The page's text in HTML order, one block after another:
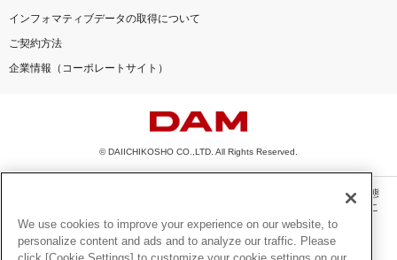
インフォマティブデータの取得について
ご契約方法
企業情報（コーポレートサイト）
© DAIICHIKOSHO CO.,LTD. All Rights Reserved.
このサイトに掲載されている一切の文章・画像・写真・動画・音声等を、手段や形態
を問わず、著作権法の定める範囲を超えて無断で複製、転載、ファイル化などするこ
とを禁じます。
楽曲及びコンテンツは、機種によりご利用いただけない場合があります。
We use cookies to improve your experience on our website, to
personalize content and ads and to analyze our traffic. Please